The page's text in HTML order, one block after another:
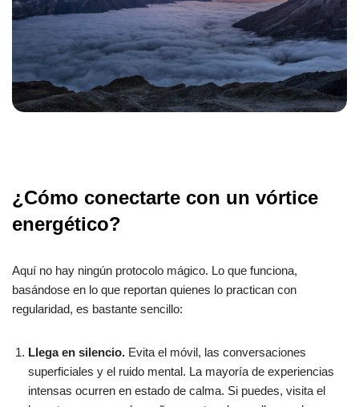
¿Cómo conectarte con un vórtice
energético?
Aquí no hay ningún protocolo mágico. Lo que funciona,
basándose en lo que reportan quienes lo practican con
regularidad, es bastante sencillo:
Llega en silencio. Evita el móvil, las conversaciones
superficiales y el ruido mental. La mayoría de experiencias
intensas ocurren en estado de calma. Si puedes, visita el